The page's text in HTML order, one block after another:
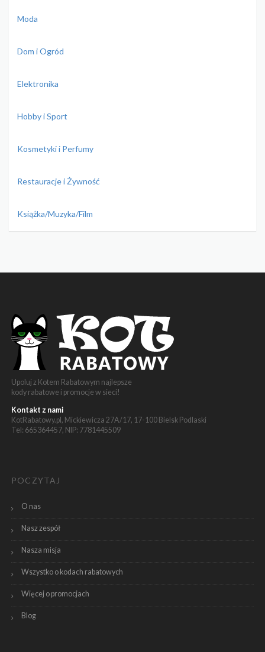
Moda
Dom i Ogród
Elektronika
Hobby i Sport
Kosmetyki i Perfumy
Restauracje i Żywność
Książka/Muzyka/Film
Upoluj z Kotem Rabatowym najlepsze
kody rabatowe i promocje w sieci!
Kontakt z nami
KotRabatowy.pl, Mickiewicza 27A/17, 17-100 Bielsk Podlaski
Tel: 665364457, NIP: 7781445509
POCZYTAJ
O nas
Nasz zespół
Nasza misja
Wszystko o kodach rabatowych
Więcej o promocjach
Blog